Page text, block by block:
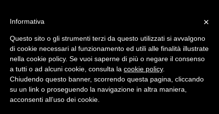
MONDAY, MARCH 15, 2021
×
Informativa
Questo sito o gli strumenti terzi da questo utilizzati si avvalgono
di cookie necessari al funzionamento ed utili alle finalità illustrate
nella cookie policy. Se vuoi saperne di più o negare il consenso
a tutti o ad alcuni cookie, consulta la cookie policy.
Chiudendo questo banner, scorrendo questa pagina, cliccando
su un link o proseguendo la navigazione in altra maniera,
acconsenti all’uso dei cookie.